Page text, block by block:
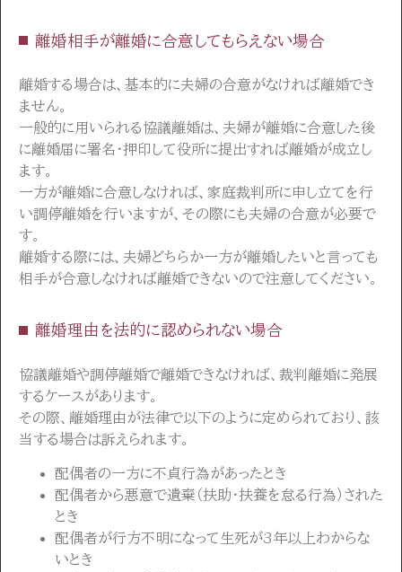
離婚相手が離婚に合意してもらえない場合
離婚する場合は、基本的に夫婦の合意がなければ離婚でき
ません。
一般的に用いられる協議離婚は、夫婦が離婚に合意した後
に離婚届に署名・押印して役所に提出すれば離婚が成立し
ます。
一方が離婚に合意しなければ、家庭裁判所に申し立てを行
い調停離婚を行いますが、その際にも夫婦の合意が必要で
す。
離婚する際には、夫婦どちらか一方が離婚したいと言っても
相手が合意しなければ離婚できないので注意してください。
離婚理由を法的に認められない場合
協議離婚や調停離婚で離婚できなければ、裁判離婚に発展
するケースがあります。
その際、離婚理由が法律で以下のように定められており、該
当する場合は訴えられます。
配偶者の一方に不貞行為があったとき
配偶者から悪意で遺棄（扶助・扶養を怠る行為）された
とき
配偶者が行方不明になって生死が3年以上わからな
いとき